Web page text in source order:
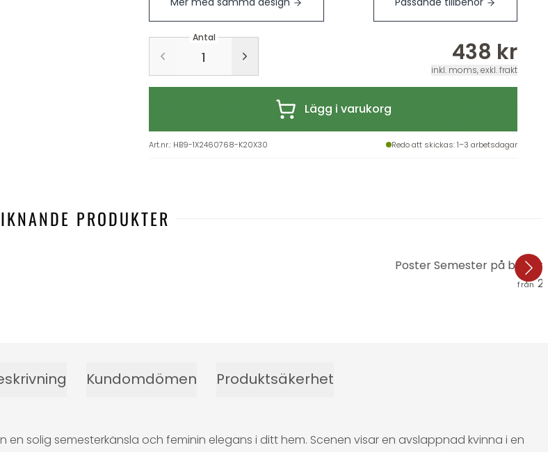
Antal
438 kr
inkl. moms, exkl. frakt
Lägg i varukorg
Art.nr.: HB9-1X2460768-K20X30 Redo att skickas: 1–3 arbetsdagar
PRODUKTER
Poster Semester på
från
Kundomdömen Produktsäkerhet
solig semesterkänsla och feminin elegans i ditt hem. Scenen visar en avslappnad kvinna i en